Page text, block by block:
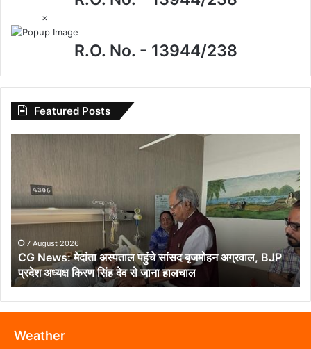
×
R.O. No. - 13944/238
Featured Posts
अस्पताल
पहुंचे
सांसद
बृजमोहन
अग्रवाल,
BJP
प्रदेश
अध्यक्ष
किरण
सिंह
देव
7 August 2026
CG News: मेदांता अस्पताल पहुंचे सांसद बृजमोहन अग्रवाल, BJP
प्रदेश अध्यक्ष किरण सिंह देव से जाना हालचाल
Weather